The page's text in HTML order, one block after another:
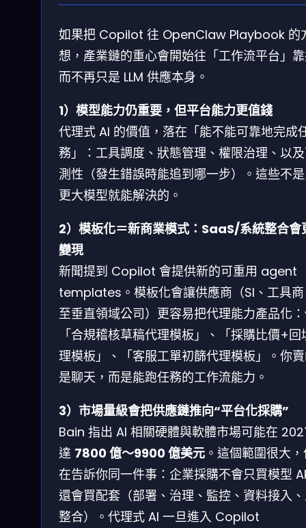
如果把 Copilot 往 OpenClaw Playbook 的
想，產業鏈的重心會開始往「工作流平台」
而不再只是 LLM 供應本身。
1）模型能力仍重要，但平台能力更值錢
代理式 AI 的價值，落在「能不能可靠地完成
務」：工具調度、狀態管理、權限治理、以
測性（發生錯誤時能追到哪一步）。這些不
更大模型就能解決的。
2）模板化＝新商業模式：SaaS/系統整合會
變現
新聞提到 Copilot 會提供新的可重用 agent
templates。模板化會讓供應商（SI、工具
至垂直領域公司）更容易把代理能力產品化
「合規稽核草稿代理模板」、「採購比價+回
理模板」、「客服工單初篩代理模板」。你
是聊天，而是能跑任務的工作流能力。
3）市場量級會把供應鏈推向“平台化採購”
Bain 指出 AI 相關硬體與軟體市場可能在
達 7800 億～9900 億美元 。這個範圍很大
在告訴你同一件事：企業採購不會只買模型
還會買配套（部署、治理、監控、資料接入
整合）。代理式 AI 一旦進入 Copilot